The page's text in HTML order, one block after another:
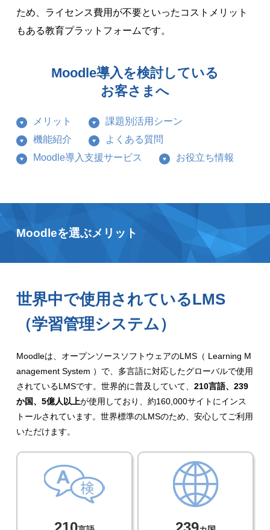
ため、ライセンス費用が不要といったコストメリット
もある教育プラットフォームです。
Moodle導入を検討している
お客さまへ
メリット
課題別活用シーン
機能紹介
よくある質問
Moodle導入支援サービス
お役立ち情報
Moodleを選ぶメリット
世界中で使用されているLMS
（学習管理システム）
Moodleは、オープンソースソフトウェアのLMS（ Learning M
anagement System ）で、多言語に対応したグローバルで使用
されているLMSです。世界的に普及していて、 210言語、239
か国、5億人以上が使用しており、約160,000サイトにインス
トールされています。世界標準のLMSのため、安心してご利用
いただけます。